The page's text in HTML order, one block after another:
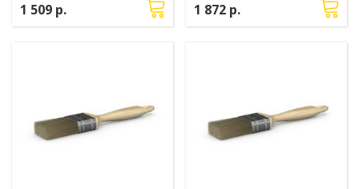
1 509 р. 1 872 р.